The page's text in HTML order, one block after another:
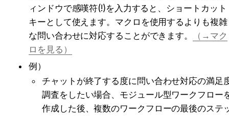
ィンドウで感嘆符(!)を入力すると、ショートカット
キーとして使えます。マクロを使用するよりも複雑
な問い合わせに対応することができます。
（→マク
ロを見る）
例）
チャットが終了する度に問い合わせ対応の満足
調査をしたい場合、モジュール型ワークフロー
作成した後、複数のワークフローの最後のステ